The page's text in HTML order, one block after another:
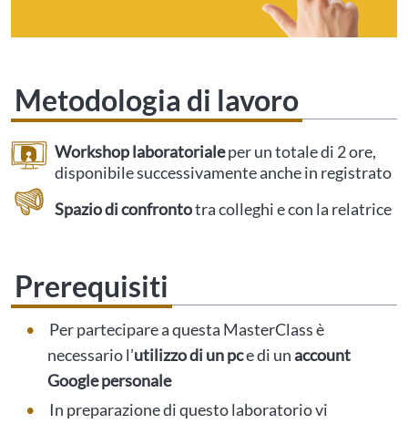
Metodologia di lavoro
Workshop laboratorialeper un totale di 2 ore,
disponibile successivamente anche in registrato
Spazio di confrontotra colleghi e con la relatrice
Prerequisiti
Per partecipare a questa MasterClass è
necessario l’utilizzo di un pce di unaccount
Google personale
In preparazione di questo laboratorio vi